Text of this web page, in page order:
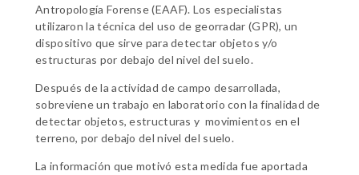
Antropología Forense (EAAF). Los especialistas
utilizaron la técnica del uso de georradar (GPR), un
dispositivo que sirve para detectar objetos y/o
estructuras por debajo del nivel del suelo.
Después de la actividad de campo desarrollada,
sobreviene un trabajo en laboratorio con la finalidad de
detectar objetos, estructuras y movimientos en el
terreno, por debajo del nivel del suelo.
La información que motivó esta medida fue aportada